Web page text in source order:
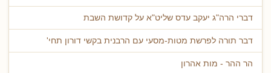
דברי הרה"ג יעקב עדס שליט"א על קדושת השבת
דבר תורה לפרשת מטות-מסעי עם הרבנית בקשי דורון תחי'
הר ההר - מות אהרון